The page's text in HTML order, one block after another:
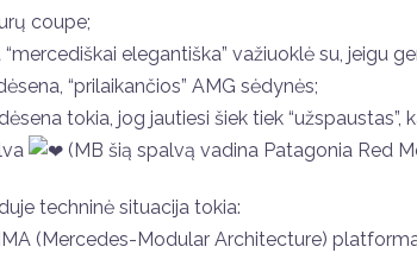
coupe;
elegantiška” važiuoklė su, jeigu
“prilaikančios” AMG sėdynės;
tokia, jog jautiesi šiek tiek “užspaustas”,
(MB šią spalvą vadina Patagonia Red
techninė situacija tokia:
(Mercedes-Modular Architecture)